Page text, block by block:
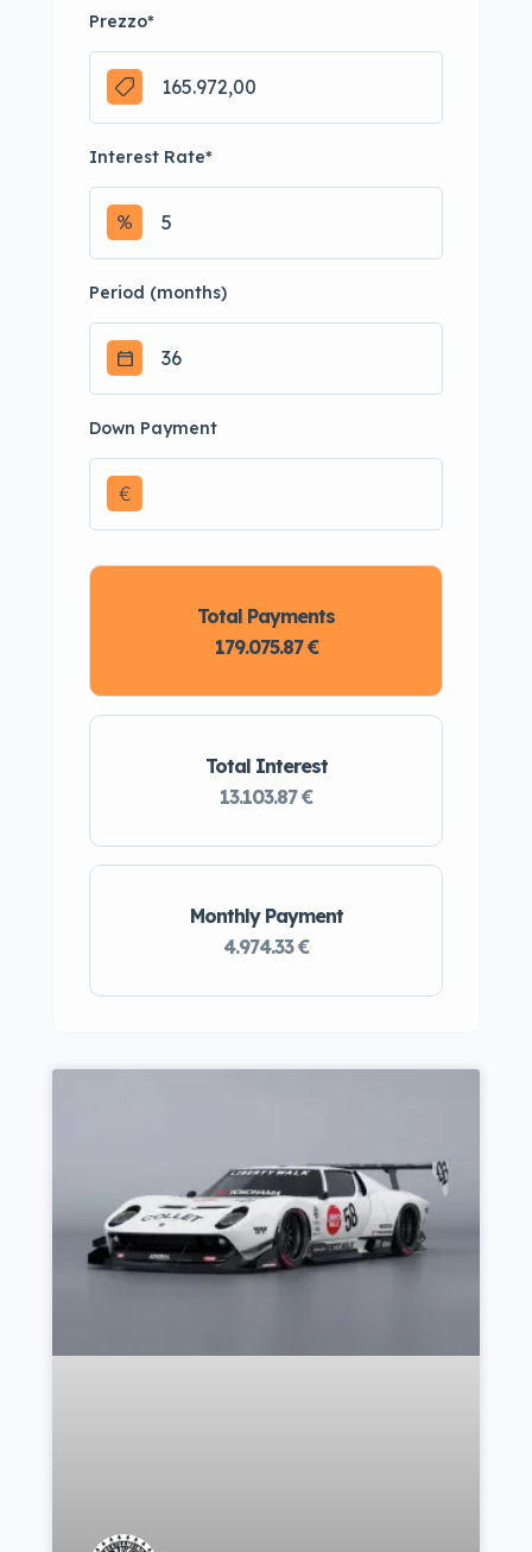
Prezzo*
Interest Rate*
Period (months)
Down Payment
€
Monthly Payment
4.974.33 €
Total Interest
13.103.87 €
Total Payments
179.075.87 €